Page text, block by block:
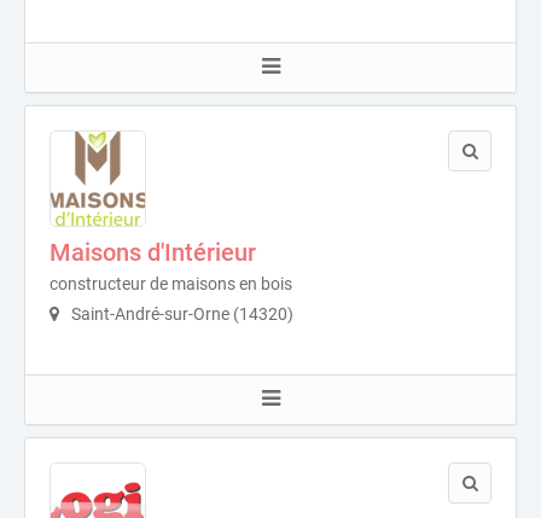
Maisons d'Intérieur
constructeur de maisons en bois
Saint-André-sur-Orne (14320)